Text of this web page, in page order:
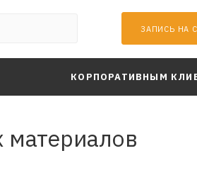
ЗАПИСЬ НА
КОРПОРАТИВНЫМ